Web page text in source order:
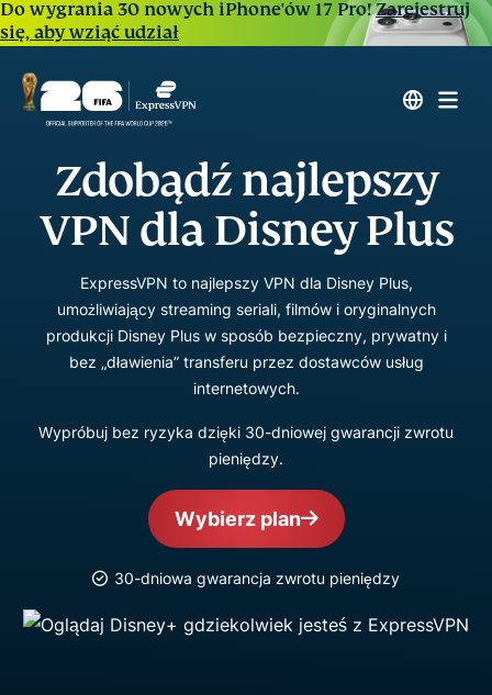
Do wygrania 30 nowych iPhone'ów 17 Pro!Zarejestruj
się, aby wziąć udział
Zdobądź najlepszy
VPN dla Disney Plus
ExpressVPN to najlepszy VPN dla Disney Plus,
umożliwiający streaming seriali, filmów i oryginalnych
produkcji Disney Plus w sposób bezpieczny, prywatny i
bez „dławienia” transferu przez dostawców usług
internetowych.
Wypróbuj bez ryzyka dzięki 30-dniowej gwarancji zwrotu
pieniędzy.
Wybierz plan
30-dniowa gwarancja zwrotu pieniędzy